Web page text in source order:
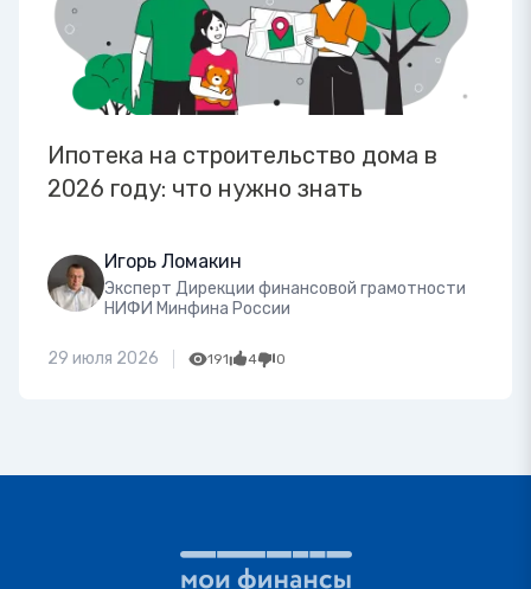
Ипотека на строительство дома в
2026 году: что нужно знать
Игорь Ломакин
Эксперт Дирекции финансовой грамотности
НИФИ Минфина России
29 июля 2026 191 4 0